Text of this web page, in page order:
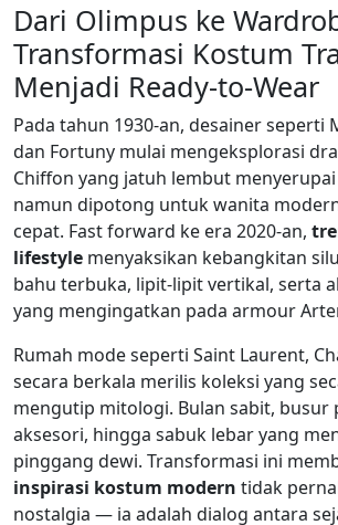
Dari Olimpus ke
Transformasi Kostum
Menjadi Ready-to-Wear
Pada tahun 1930-an, desainer seperti
dan Fortuny mulai mengeksplorasi
Chiffon yang jatuh lembut
namun dipotong untuk wanita
cepat. Fast forward ke era 2020-an,
lifestyle menyaksikan kebangkitan
bahu terbuka, lipit-lipit vertikal, serta
yang mengingatkan pada armour
Rumah mode seperti Saint Laurent,
secara berkala merilis koleksi yang
mengutip mitologi. Bulan sabit, busur
aksesori, hingga sabuk lebar yang
pinggang dewi. Transformasi ini
inspirasi kostum modern tidak
nostalgia — ia adalah dialog antara